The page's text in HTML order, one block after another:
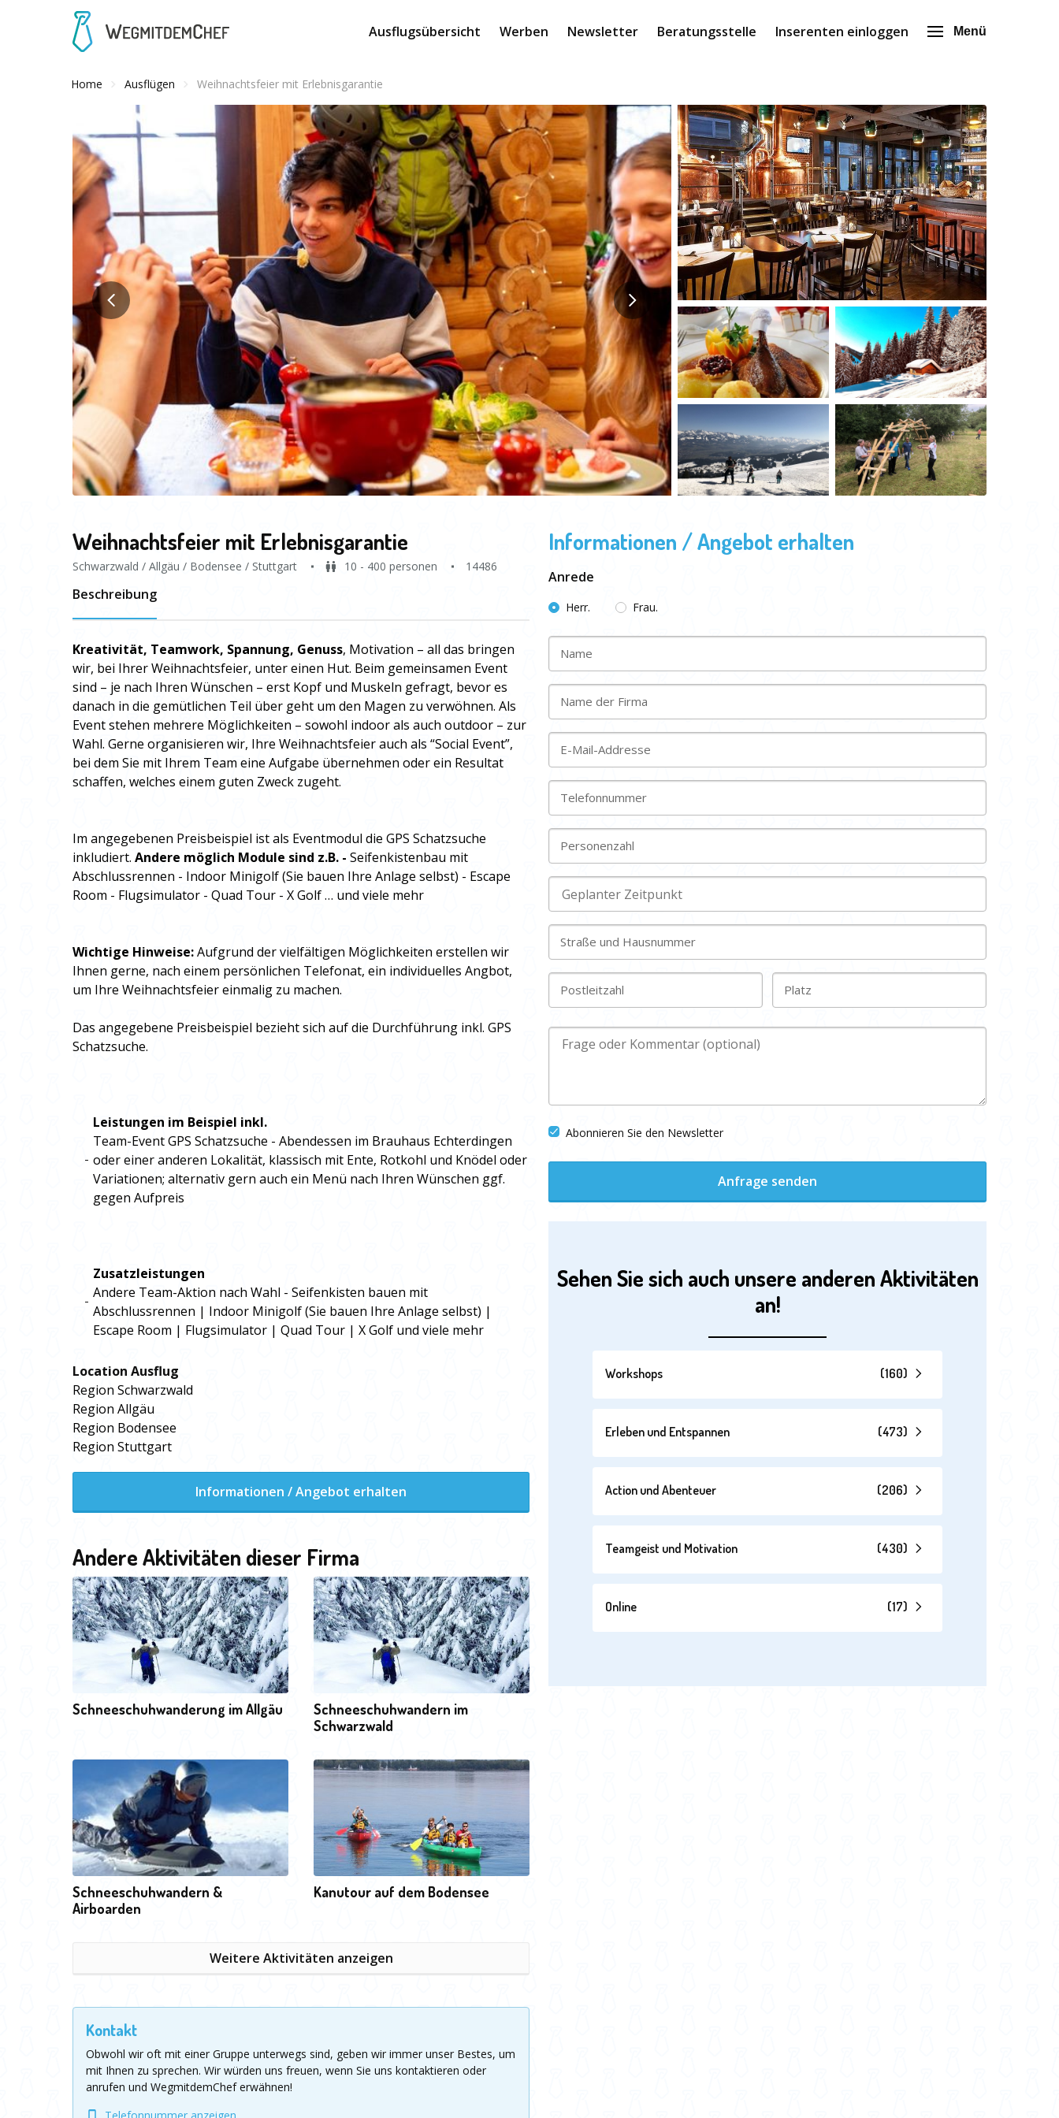
Ausflugsübersicht Werben Newsletter Beratungsstelle Inserenten einloggen Menü
Home Ausflügen Weihnachtsfeier mit Erlebnisgarantie
Weihnachtsfeier mit Erlebnisgarantie
Schwarzwald / Allgäu / Bodensee / Stuttgart 10 - 400 personen 14486
Beschreibung
Kreativität, Teamwork, Spannung, Genuss, Motivation – all das bringen
wir, bei Ihrer Weihnachtsfeier, unter einen Hut. Beim gemeinsamen Event
sind – je nach Ihren Wünschen – erst Kopf und Muskeln gefragt, bevor es
danach in die gemütlichen Teil über geht um den Magen zu verwöhnen. Als
Event stehen mehrere Möglichkeiten – sowohl indoor als auch outdoor – zur
Wahl. Gerne organisieren wir, Ihre Weihnachtsfeier auch als “Social Event”,
bei dem Sie mit Ihrem Team eine Aufgabe übernehmen oder ein Resultat
schaffen, welches einem guten Zweck zugeht.
Im angegebenen Preisbeispiel ist als Eventmodul die GPS Schatzsuche
inkludiert. Andere möglich Module sind z.B. - Seifenkistenbau mit
Abschlussrennen - Indoor Minigolf (Sie bauen Ihre Anlage selbst) - Escape
Room - Flugsimulator - Quad Tour - X Golf … und viele mehr
Wichtige Hinweise:Aufgrund der vielfältigen Möglichkeiten erstellen wir
Ihnen gerne, nach einem persönlichen Telefonat, ein individuelles Angbot,
um Ihre Weihnachtsfeier einmalig zu machen.
Das angegebene Preisbeispiel bezieht sich auf die Durchführung inkl. GPS
Schatzsuche.
Leistungen im Beispiel inkl.
Team-Event GPS Schatzsuche - Abendessen im Brauhaus Echterdingen
oder einer anderen Lokalität, klassisch mit Ente, Rotkohl und Knödel oder
Variationen; alternativ gern auch ein Menü nach Ihren Wünschen ggf.
gegen Aufpreis
Zusatzleistungen
Andere Team-Aktion nach Wahl - Seifenkisten bauen mit
Abschlussrennen | Indoor Minigolf (Sie bauen Ihre Anlage selbst) |
Escape Room | Flugsimulator | Quad Tour | X Golf und viele mehr
Location Ausflug
Region Schwarzwald
Region Allgäu
Region Bodensee
Region Stuttgart
Informationen / Angebot erhalten
Andere Aktivitäten dieser Firma
Schneeschuhwanderung im Allgäu
Schneeschuhwandern im
Schwarzwald
Schneeschuhwandern &
Airboarden
Kanutour auf dem Bodensee
Weitere Aktivitäten anzeigen
Kontakt
Obwohl wir oft mit einer Gruppe unterwegs sind, geben wir immer unser Bestes, um
mit Ihnen zu sprechen. Wir würden uns freuen, wenn Sie uns kontaktieren oder
anrufen und WegmitdemChef erwähnen!
Informationen / Angebot erhalten
Anrede
Herr. Frau.
Name
Name der Firma
E-Mail-Addresse
Telefonnummer
Personenzahl
Straße und Hausnummer
Postleitzahl Platz
Abonnieren Sie den Newsletter
Anfrage senden
Sehen Sie sich auch unsere anderen Aktivitäten
an!
Workshops (160)
Erleben und Entspannen (473)
Action und Abenteuer (206)
Teamgeist und Motivation (430)
Online (17)